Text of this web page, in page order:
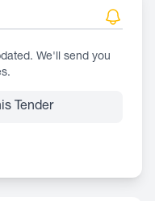
We'll send you
Tender